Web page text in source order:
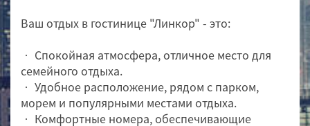
Ваш отдых в гостинице "Линкор" - это:
• Спокойная атмосфера, отличное место для
семейного отдыха.
• Удобное расположение, рядом с парком,
морем и популярными местами отдыха.
• Комфортные номера, обеспечивающие